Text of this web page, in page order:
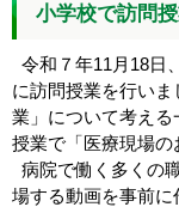
小学校で訪問
令和７年11月18日
に訪問授業を行い
業」について考え
授業で「医療現場の
病院で働く多くの
場する動画を事前に